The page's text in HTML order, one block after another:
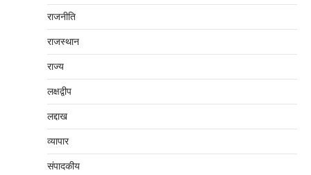
राजनीति
राजस्थान
राज्य
लक्षद्वीप
लद्दाख
व्यापार
संपादकीय